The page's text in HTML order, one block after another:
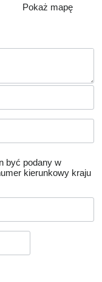
Pokaż mapę
być podany w
kierunkowy kraju